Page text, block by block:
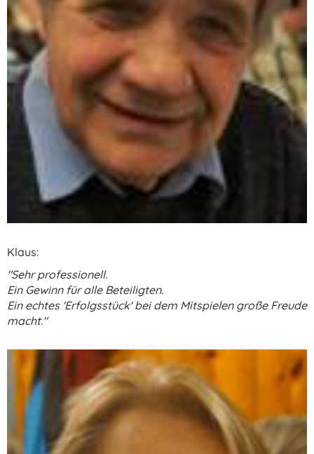
Klaus:
"Sehr professionell.
Ein Gewinn für alle Beteiligten.
Ein echtes 'Erfolgsstück' bei dem Mitspielen große Freude
macht."